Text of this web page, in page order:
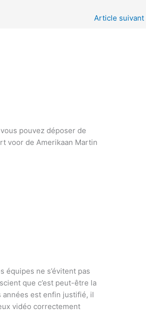
Article suivant
pouvez déposer de
voor de Amerikaan Martin
équipes ne s’évitent pas
que c’est peut-être la
années est enfin justifié, il
vidéo correctement